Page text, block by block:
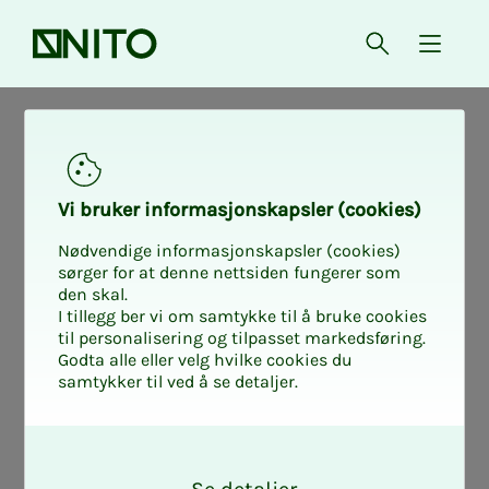
Forsiden Åpne søk
{
Lo­ka­­­le kon­tak­t­­­
per­­so­­ner - Spek­­­
ter
Det jobbes med tariffarbeid gjennom
hele NITO. Bedrifts- og konserngrupper
Vi bru­­­ker in­­­for­­­ma­­­sjons­­­kaps­­­­­ler (cookies)
Nødvendige informasjonskapsler (cookies)
sørger for at denne nettsiden fungerer som
den skal.
I tillegg ber vi om samtykke til å bruke cookies
til personalisering og tilpasset markedsføring.
Godta alle eller velg hvilke cookies du
samtykker til ved å se detaljer.